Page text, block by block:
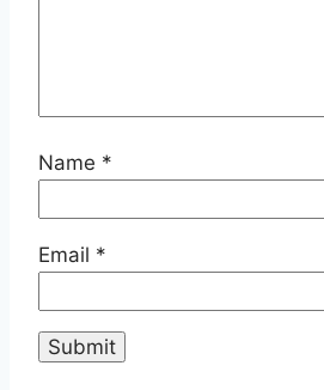
Name *
Email *